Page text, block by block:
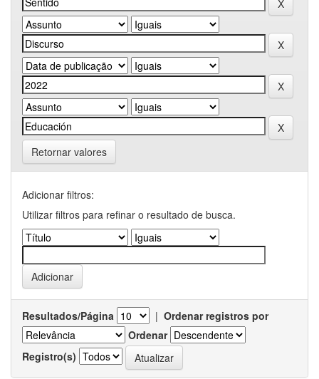
Retornar valores
Adicionar filtros:
Utilizar filtros para refinar o resultado de busca.
Resultados/Página | Ordenar registros por
Ordenar
Registro(s)